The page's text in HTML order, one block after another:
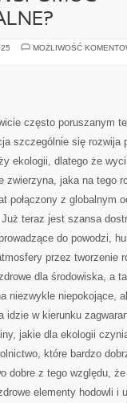
MOŻLIWOŚĆ
często poruszanym
szczególnie się rozwija
ekologii, dlatego że
jaka na tego
połączony z globalnym
teraz jest szansa
do powodzi,
przez tworzenie
dla środowiska, a
niezwykle niepokojące,
w kierunku
jakie dla ekologii
które bardzo
dobre z tego względu,
elementy hodowli i